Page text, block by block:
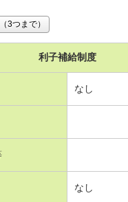
3つまで）
利子補給制度
なし
なし